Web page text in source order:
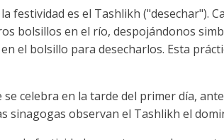
festividad es el Tashlikh ("desechar").
bolsillos en el río, despojándonos
el bolsillo para desecharlos. Esta
celebra en la tarde del primer día,
sinagogas observan el Tashlikh el